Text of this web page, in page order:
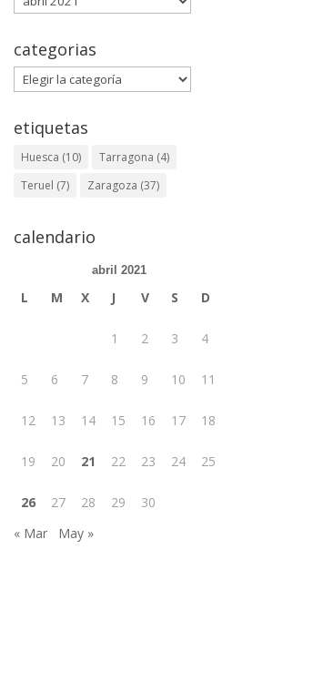
categorias
categorias
etiquetas
Huesca (10) Tarragona (4)
Teruel (7) Zaragoza (37)
calendario
abril 2021
L M X J V S D
1 2 3 4
5 6 7 8 9 10 11
12 13 14 15 16 17 18
19 20 21 22 23 24 25
26 27 28 29
30
« Mar
May »